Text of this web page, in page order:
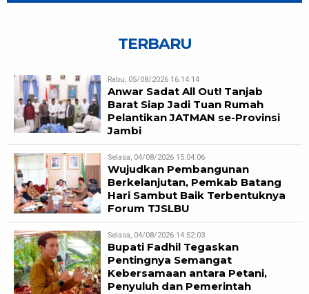
TERBARU
Rabu, 05/08/2026 16:14:14
Anwar Sadat All Out! Tanjab
Barat Siap Jadi Tuan Rumah
Pelantikan JATMAN se-Provinsi
Jambi
Selasa, 04/08/2026 15:04:06
Wujudkan Pembangunan
Berkelanjutan, Pemkab Batang
Hari Sambut Baik Terbentuknya
Forum TJSLBU
Selasa, 04/08/2026 14:52:03
Bupati Fadhil Tegaskan
Pentingnya Semangat
Kebersamaan antara Petani,
Penyuluh dan Pemerintah